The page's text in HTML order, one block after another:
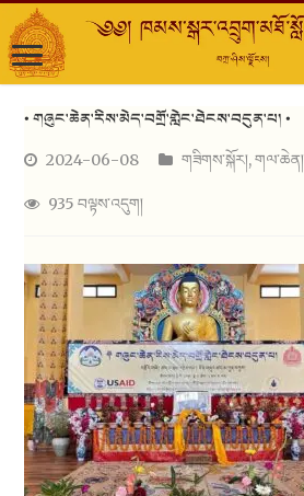
• གཞུང་ཆེན་རིས་མེད་བགྲོ་གླེང་ཐེངས་བདུན་པ། •
2024-06-08 གཟིགས་སྐོར།,གལ་ཆེན།
935 བལྟས་འདུག།